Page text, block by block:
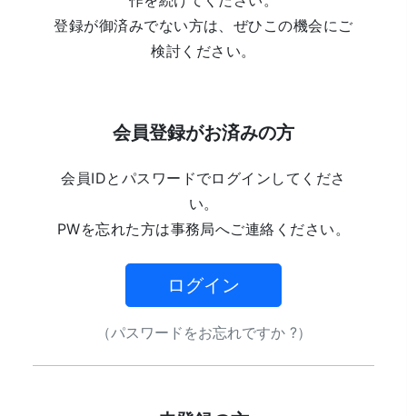
登録が御済みでない方は、ぜひこの機会にご
検討ください。
会員登録がお済みの方
会員IDとパスワードでログインしてくださ
い。
PWを忘れた方は事務局へご連絡ください。
ログイン
（パスワードをお忘れですか ?）